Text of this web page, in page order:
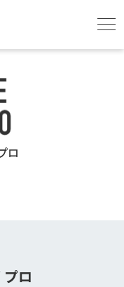
ロ
ロ